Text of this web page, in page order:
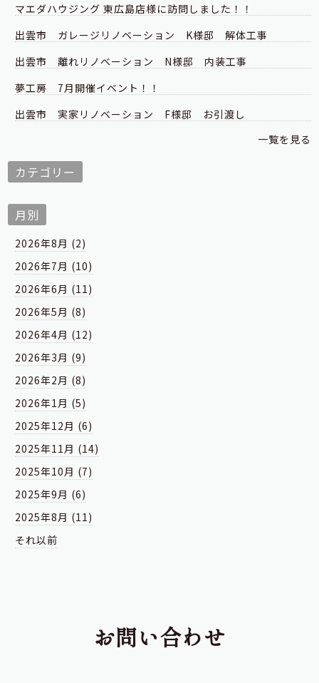
マエダハウジング 東広島店様に訪問しました！！
出雲市 ガレージリノベーション K様邸 解体工事
出雲市 離れリノベーション N様邸 内装工事
夢工房 7月開催イベント！！
出雲市 実家リノベーション F様邸 お引渡し
一覧を見る
カテゴリー
月別
2026年8月 (2)
2026年7月 (10)
2026年6月 (11)
2026年5月 (8)
2026年4月 (12)
2026年3月 (9)
2026年2月 (8)
2026年1月 (5)
2025年12月 (6)
2025年11月 (14)
2025年10月 (7)
2025年9月 (6)
2025年8月 (11)
それ以前
お問い合わせ